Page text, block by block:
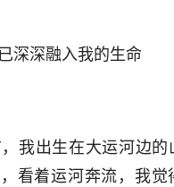
深融入我的生命
出生在大运河边的
看着运河奔流，我觉